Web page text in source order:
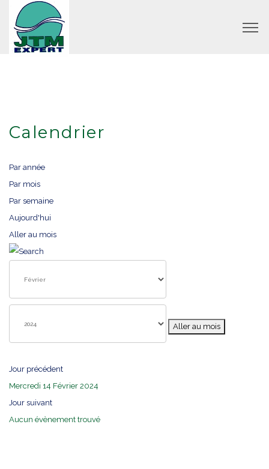
Calendrier
Par année
Par mois
Par semaine
Aujourd'hui
Aller au mois
Aller au mois
Jour précédent
Mercredi 14 Février 2024
Jour suivant
Aucun évènement trouvé